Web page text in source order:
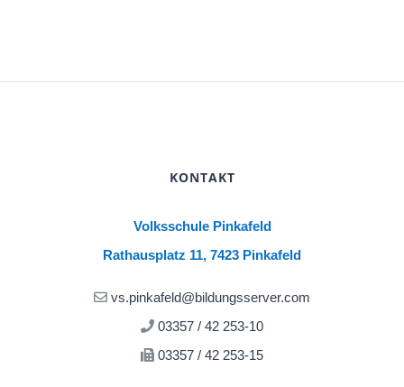
KONTAKT
Volksschule Pinkafeld
Rathausplatz 11, 7423 Pinkafeld
vs.pinkafeld@bildungsserver.com
03357 / 42 253-10
03357 / 42 253-15